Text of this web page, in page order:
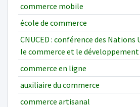
commerce mobile
école de commerce
CNUCED : conférence des Nations
le commerce et le développement
commerce en ligne
auxiliaire du commerce
commerce artisanal